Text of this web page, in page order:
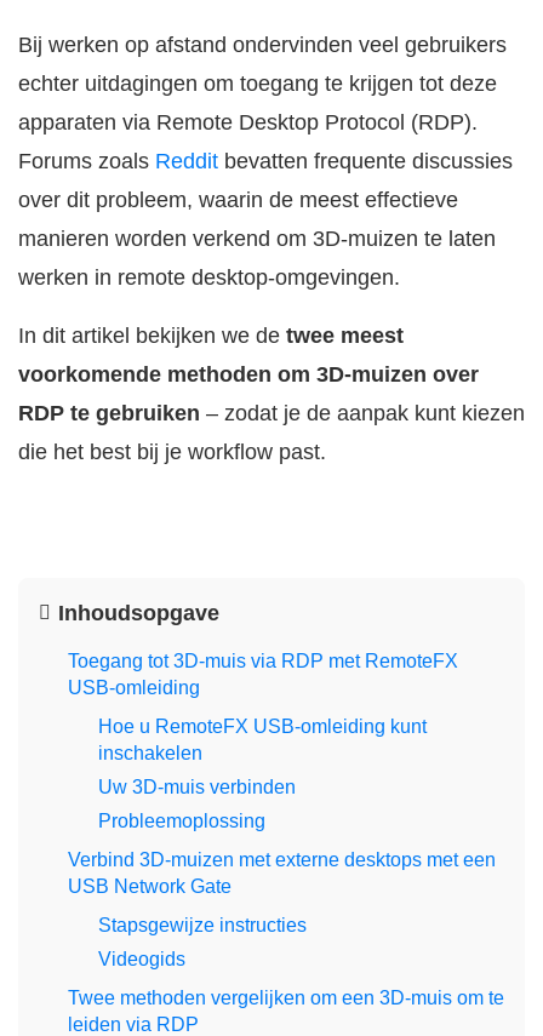
Bij werken op afstand ondervinden veel gebruikers
echter uitdagingen om toegang te krijgen tot deze
apparaten via Remote Desktop Protocol (RDP).
Forums zoals Reddit bevatten frequente discussies
over dit probleem, waarin de meest effectieve
manieren worden verkend om 3D-muizen te laten
werken in remote desktop-omgevingen.
In dit artikel bekijken we de twee meest
voorkomende methoden om 3D-muizen over
RDP te gebruiken – zodat je de aanpak kunt kiezen
die het best bij je workflow past.
Inhoudsopgave
Toegang tot 3D-muis via RDP met RemoteFX
USB-omleiding
Hoe u RemoteFX USB-omleiding kunt
inschakelen
Uw 3D-muis verbinden
Probleemoplossing
Verbind 3D-muizen met externe desktops met een
USB Network Gate
Stapsgewijze instructies
Videogids
Twee methoden vergelijken om een 3D-muis om te
leiden via RDP